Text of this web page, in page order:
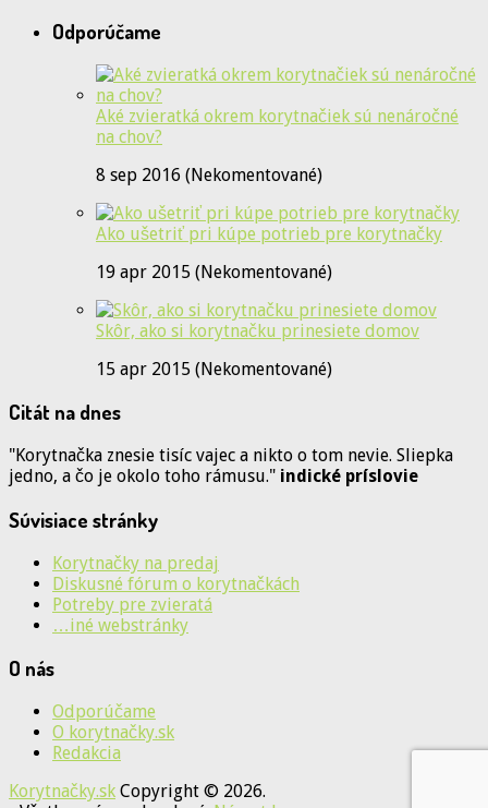
Odporúčame
Aké zvieratká okrem korytnačiek sú nenáročné
na chov?
8 sep 2016 (Nekomentované)
Ako ušetriť pri kúpe potrieb pre korytnačky
19 apr 2015 (Nekomentované)
Skôr, ako si korytnačku prinesiete domov
15 apr 2015 (Nekomentované)
Citát na dnes
"Korytnačka znesie tisíc vajec a nikto o tom nevie. Sliepka
jedno, a čo je okolo toho rámusu." indické príslovie
Súvisiace stránky
Korytnačky na predaj
Diskusné fórum o korytnačkách
Potreby pre zvieratá
…iné webstránky
O nás
Odporúčame
O korytnačky.sk
Redakcia
Korytnačky.sk Copyright © 2026.